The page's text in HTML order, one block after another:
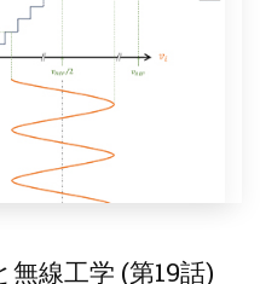
無線工学 (第19話)